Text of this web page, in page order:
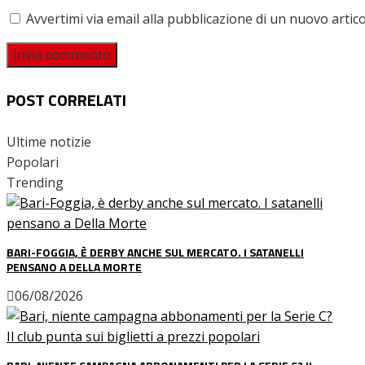
Avvertimi via email alla pubblicazione di un nuovo
POST CORRELATI
Ultime notizie
Popolari
Trending
BARI-FOGGIA, È DERBY ANCHE SUL MERCATO. I SATANELLI
PENSANO A DELLA MORTE
06/08/2026